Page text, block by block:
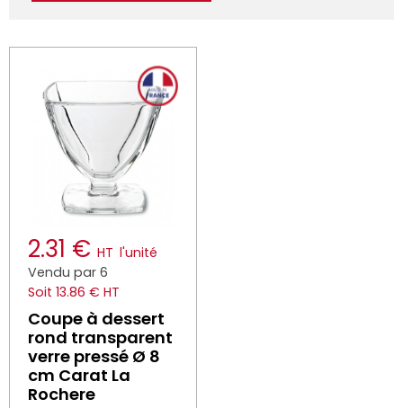
2.31 € HT l'unité
Vendu par 6
Soit 13.86 € HT
Coupe à dessert
rond transparent
verre pressé Ø 8
cm Carat La
Rochere